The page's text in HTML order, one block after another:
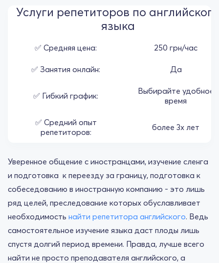
Услуги репетиторов по английского
языка
✅ Средняя цена: 250 грн/час
✅ Занятия онлайн: Да
✅ Гибкий график:
Выбирайте удобное
время
✅ Средний опыт
репетиторов:
более 3х лет
Уверенное общение с иностранцами, изучение сленга
и подготовка к переезду за границу, подготовка к
собеседованию в иностранную компанию - это лишь
ряд целей, преследование которых обуславливает
необходимость найти репетитора английского. Ведь
самостоятельное изучение языка даст плоды лишь
спустя долгий период времени. Правда, лучше всего
найти не просто преподавателя английского, а